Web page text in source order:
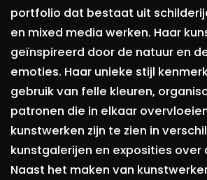
portfolio dat bestaat uit
en mixed media werken. Haar
geïnspireerd door de natuur en
emoties. Haar unieke stijl
gebruik van felle kleuren,
patronen die in elkaar
kunstwerken zijn te zien in
kunstgalerijen en exposities over
Naast het maken van